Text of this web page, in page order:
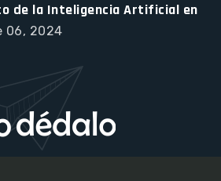
de la Inteligencia Artificial en
06, 2024